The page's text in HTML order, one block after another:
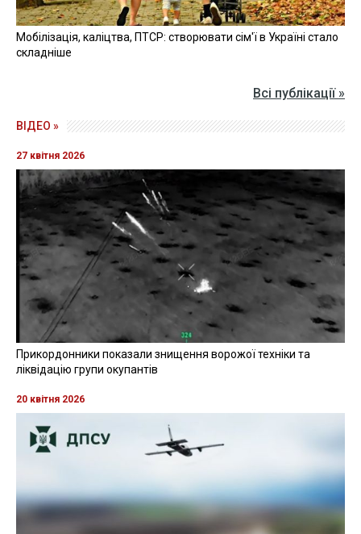
Мобілізація, каліцтва, ПТСР: створювати сім'ї в Україні стало
складніше
Всі публікації »
ВІДЕО »
27 квітня 2026
Прикордонники показали знищення ворожої техніки та
ліквідацію групи окупантів
20 квітня 2026